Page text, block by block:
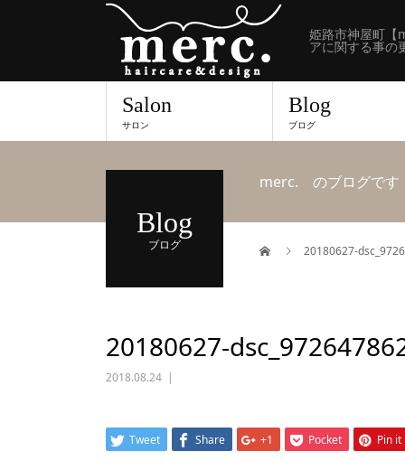
姫路市神屋町【
アに関する事の
Salon
サロン
Blog
ブログ
Blog
ブログ
merc. のブログです
20180627-
20180627-
2018.08.24
Tweet Share +1 Pocket Pin it